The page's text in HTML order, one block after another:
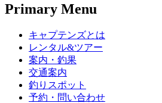
Primary Menu
キャプテンズとは
レンタル&ツアー
案内・釣果
交通案内
釣りスポット
予約・問い合わせ